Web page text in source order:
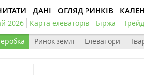
ДАНІ ОГЛЯД РИНКІВ
2026 Карта елеваторів Біржа
Ринок землі Елеватори